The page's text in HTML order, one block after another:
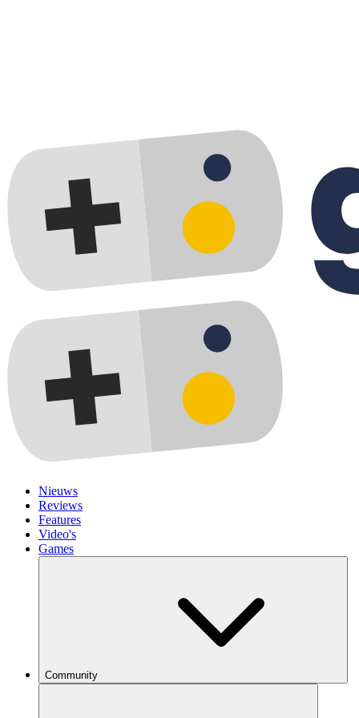
Nieuws
Reviews
Features
Video's
Games
Community